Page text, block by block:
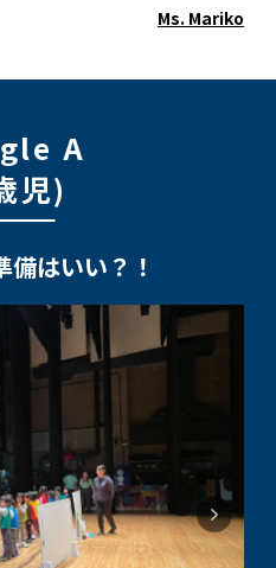
Ms. Mariko
A
児)
はいい？！